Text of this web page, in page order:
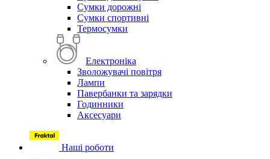
Сумки дорожні
Сумки спортивні
Термосумки
Електроніка
Зволожувачі повітря
Лампи
Павербанки та зарядки
Годинники
Аксесуари
Наші роботи